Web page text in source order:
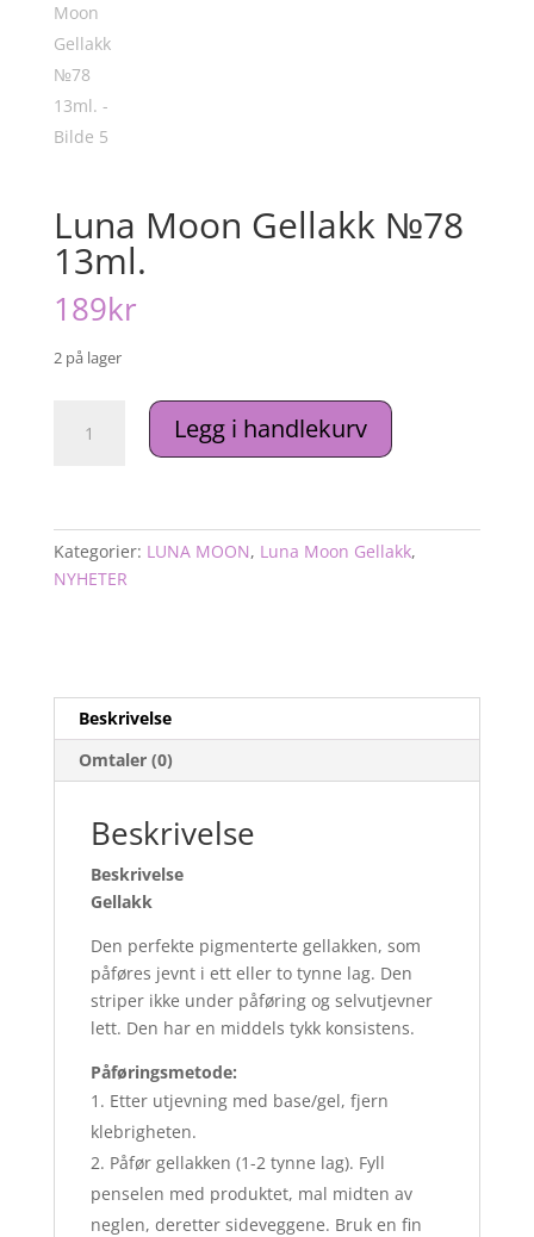
Luna Moon Gellakk №78
13ml.
189kr
2 på lager
Moon
antall
Legg i handlekurv
Kategorier: LUNA MOON, Luna Moon Gellakk,
NYHETER
Beskrivelse
Omtaler (0)
Beskrivelse
Beskrivelse
Gellakk
Den perfekte pigmenterte gellakken, som
påføres jevnt i ett eller to tynne lag. Den
striper ikke under påføring og selvutjevner
lett. Den har en middels tykk konsistens.
Påføringsmetode:
Etter utjevning med base/gel, fjern
klebrigheten.
Påfør gellakken (1-2 tynne lag). Fyll
penselen med produktet, mal midten av
neglen, deretter sideveggene. Bruk en fin